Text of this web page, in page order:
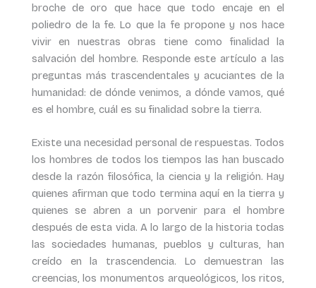
broche de oro que hace que todo encaje en el
poliedro de la fe. Lo que la fe propone y nos hace
vivir en nuestras obras tiene como finalidad la
salvación del hombre. Responde este artículo a las
preguntas más trascendentales y acuciantes de la
humanidad: de dónde venimos, a dónde vamos, qué
es el hombre, cuál es su finalidad sobre la tierra.
Existe una necesidad personal de respuestas. Todos
los hombres de todos los tiempos las han buscado
desde la razón filosófica, la ciencia y la religión. Hay
quienes afirman que todo termina aquí en la tierra y
quienes se abren a un porvenir para el hombre
después de esta vida. A lo largo de la historia todas
las sociedades humanas, pueblos y culturas, han
creído en la trascendencia. Lo demuestran las
creencias, los monumentos arqueológicos, los ritos,